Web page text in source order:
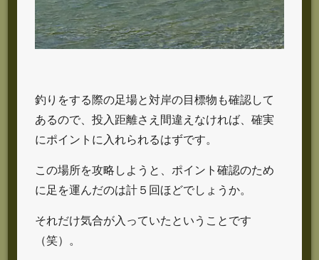
釣りをする際の足場と対岸の目標物も確認して
あるので、投入距離さえ間違えなければ、確実
にポイントに入れられるはずです。
この場所を攻略しようと、ポイント確認のため
に足を運んだのは計５回ほどでしょうか。
それだけ気合が入っていたということです
（笑）。